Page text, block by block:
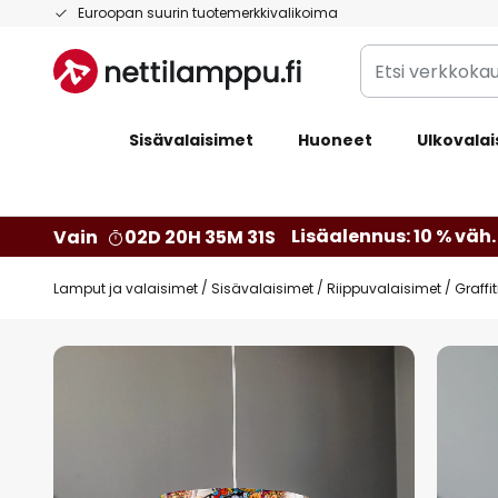
Euroopan suurin tuotemerkkivalikoima
Skip
Content
Etsi
verkkokaupan
Sisävalaisimet Huoneet
Vain 02D 20H 35M 30S Lisäalennus: 10 %
Lamput ja valaisimet Sisävalaisimet Riippuvalaisimet
Skip